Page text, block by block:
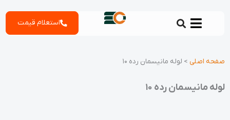
استعلام قیمت
صفحه اصلی > لوله مانیسمان رده 10
لوله مانیسمان رده 10